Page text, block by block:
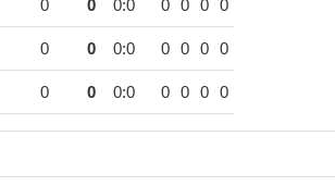
0 0 0:0 0 0 0 0
0 0 0:0 0 0 0 0
0 0 0:0 0 0 0 0